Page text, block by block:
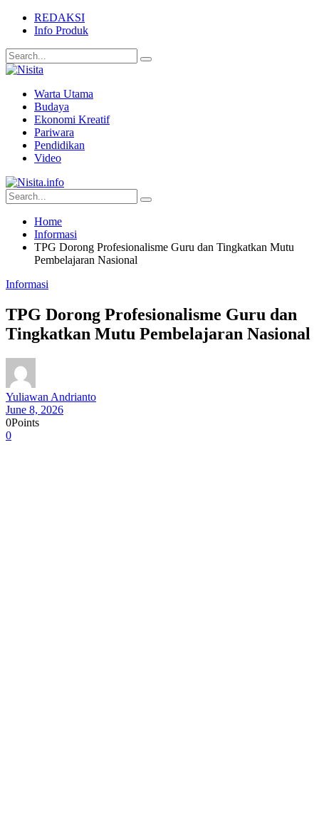
REDAKSI
Info Produk
Warta Utama
Budaya
Ekonomi Kreatif
Pariwara
Pendidikan
Video
Home
Informasi
TPG Dorong Profesionalisme Guru dan Tingkatkan Mutu
Pembelajaran Nasional
Informasi
TPG Dorong Profesionalisme Guru dan
Tingkatkan Mutu Pembelajaran Nasional
Yuliawan Andrianto
June 8, 2026
0Points
0